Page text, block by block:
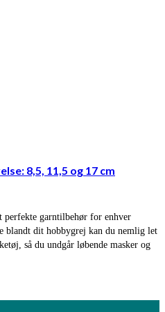
8,5, 11,5 og 17 cm
perfekte garntilbehør for enhver
blandt dit hobbygrej kan du nemlig let
så du undgår løbende masker og